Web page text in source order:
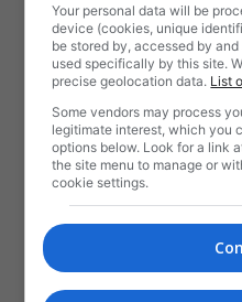
Your personal data will be
device (cookies, unique
be stored by, accessed by
used specifically by this site.
precise geolocation data. List
Some vendors may process
legitimate interest, which you
options below. Look for a link
the site menu to manage or
cookie settings.